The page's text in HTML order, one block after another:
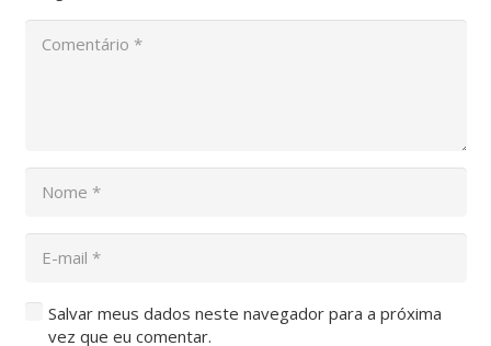
Salvar meus dados neste navegador para a próxima
vez que eu comentar.